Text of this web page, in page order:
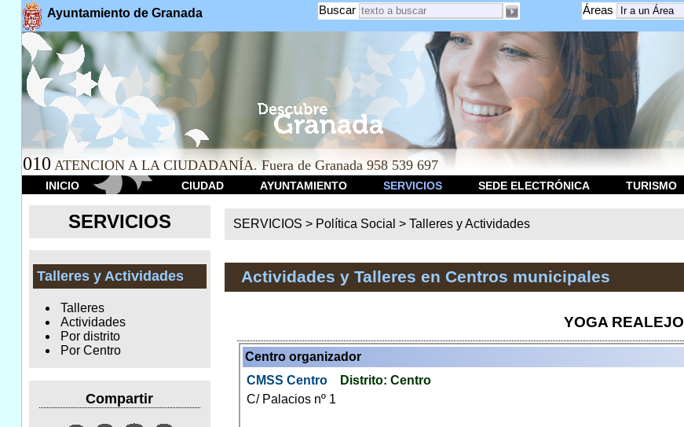
Ayuntamiento de Granada Áreas
Buscar
010 ATENCION A LA CIUDADANÍA. Fuera de Granada 958 539 697
INICIO CIUDAD AYUNTAMIENTO SERVICIOS SEDE ELECTRÓNICA TURISMO
SERVICIOS
Talleres y Actividades
Talleres
Actividades
Por distrito
Por Centro
Compartir
SERVICIOS > Política Social >Talleres y Actividades
Actividades y Talleres en Centros municipales
YOGA REALEJO
Centro organizador
CMSS Centro
Distrito: Centro
C/ Palacios nº 1